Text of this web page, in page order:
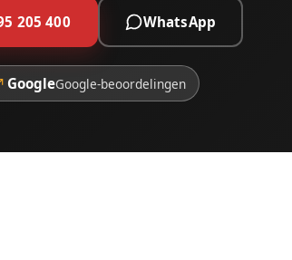
205 400 WhatsApp
GoogleGoogle-beoordelingen